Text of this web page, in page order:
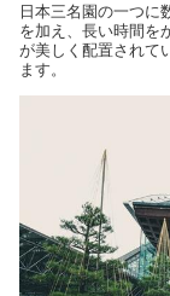
日本三名園の一つに
を加え、長い時間を
が美しく配置されて
ます。